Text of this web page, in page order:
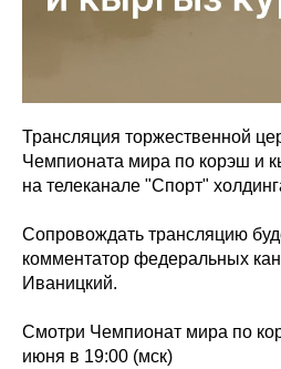
Трансляция торжественной
Чемпионата мира по корэш и
на телеканале "Спорт"
Сопровождать трансляцию
комментатор федеральных
Иваницкий.
Смотри Чемпионат мира по
июня в 19:00 (мск)